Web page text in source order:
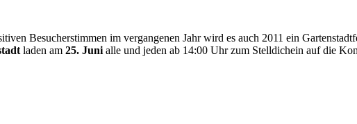
Besucherstimmen im vergangenen Jahr wird es auch 2011 ein
laden am 25. Juni alle und jeden ab 14:00 Uhr zum Stelldichein auf die